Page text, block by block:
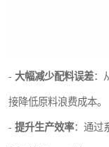
- 大幅减少配料误差：
接降低原料浪费成本。
- 提升生产效率：通过